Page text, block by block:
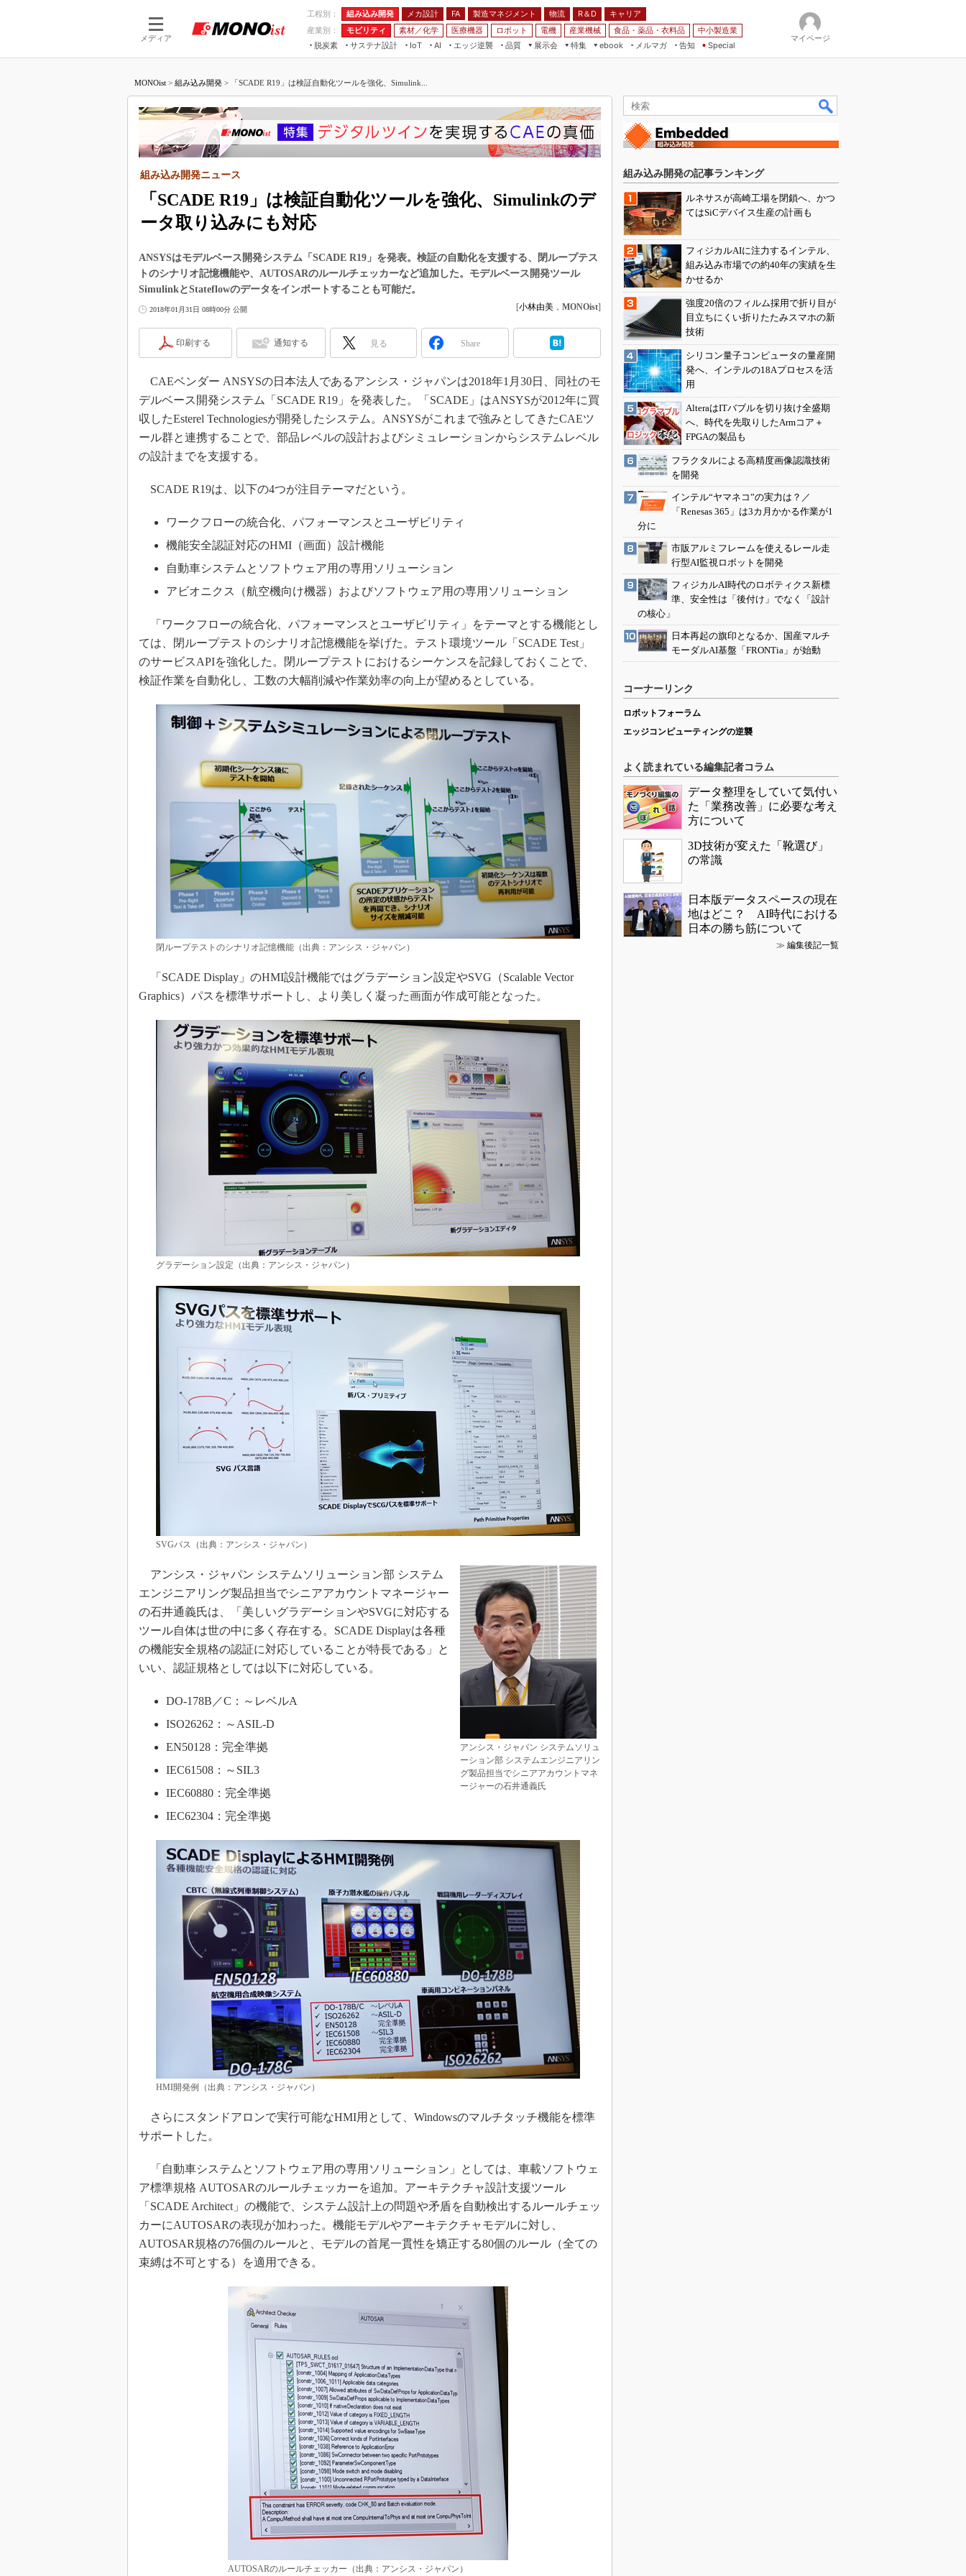
メディア
工程別： 組み込み開発 メカ設計 FA 製造マネジメント 物流 R＆D
キャリア
産業別：
モビリティ 素材／化学 医療機器 ロボット 電機 産業機械 食品・薬品・衣料品
中小製造業
脱炭素
サステナ設計
IoT
つながる工場
つながるサービス
AI
AI×設備保全
Physical AI
エッジ逆襲 品質
展示会
JIMTOF
組込み/エッジ コンピューティング
IIFES
国際ロボット展
TECHNO-FRONTIER
EdgeTech+
日本ものづくりワールド
産業オープンネット展
特集
つながるクルマ
5G
VR／AR
フィールドサービス
組み込み画像技術
車載ソフト開発
3Dプリンタ
デジタルツインとCAE
インダストリー4.0
イノベーション
製造業ビッグデータ
海外生産
制御セキュリティ
新型コロナへの対応
ebook
製造マネジメント
FA
モビリティ
メルマガ
告知 Special
マイページ
MONOist > 組み込み開発 > 「SCADE R19」は検証自動化ツールを強化、Simulink...
「SCADE R19」は検証自動化ツールを強化、Simulinkのデ
ータ取り込みにも対応
組み込み開発ニュース
ANSYSはモデルベース開発システム「SCADE R19」を発表。検証の自動化を支援する、閉ループテス
トのシナリオ記憶機能や、AUTOSARのルールチェッカーなど追加した。モデルベース開発ツール
SimulinkとStateflowのデータをインポートすることも可能だ。
2018年01月31日 08時00分 公開 [小林由美 ， MONOist]
印刷する 通知する 見る Share
CAEベンダー ANSYSの日本法人であるアンシス・ジャパンは2018年1月30日、同社のモ
デルベース開発システム「SCADE R19」を発表した。「SCADE」はANSYSが2012年に買
収したEsterel Technologiesが開発したシステム。ANSYSがこれまで強みとしてきたCAEツ
ール群と連携することで、部品レベルの設計およびシミュレーションからシステムレベル
の設計までを支援する。
SCADE R19は、以下の4つが注目テーマだという。
ワークフローの統合化、パフォーマンスとユーザビリティ
機能安全認証対応のHMI（画面）設計機能
自動車システムとソフトウェア用の専用ソリューション
アビオニクス（航空機向け機器）およびソフトウェア用の専用ソリューション
「ワークフローの統合化、パフォーマンスとユーザビリティ」をテーマとする機能とし
ては、閉ループテストのシナリオ記憶機能を挙げた。テスト環境ツール「SCADE Test」
のサービスAPIを強化した。閉ループテストにおけるシーケンスを記録しておくことで、
検証作業を自動化し、工数の大幅削減や作業効率の向上が望めるとしている。
閉ループテストのシナリオ記憶機能（出典：アンシス・ジャパン）
「SCADE Display」のHMI設計機能ではグラデーション設定やSVG（Scalable Vector
Graphics）パスを標準サポートし、より美しく凝った画面が作成可能となった。
グラデーション設定（出典：アンシス・ジャパン）
SVGパス（出典：アンシス・ジャパン）
アンシス・ジャパン システムソリュ
ーション部 システムエンジニアリン
グ製品担当でシニアアカウントマネ
ージャーの石井通義氏
アンシス・ジャパン システムソリューション部 システム
エンジニアリング製品担当でシニアアカウントマネージャー
の石井通義氏は、「美しいグラデーションやSVGに対応する
ツール自体は世の中に多く存在する。SCADE Displayは各種
の機能安全規格の認証に対応していることが特長である」と
いい、認証規格としては以下に対応している。
DO-178B／C：～レベルA
ISO26262：～ASIL-D
EN50128：完全準拠
IEC61508：～SIL3
IEC60880：完全準拠
IEC62304：完全準拠
HMI開発例（出典：アンシス・ジャパン）
さらにスタンドアロンで実行可能なHMI用として、Windowsのマルチタッチ機能を標準
サポートした。
「自動車システムとソフトウェア用の専用ソリューション」としては、車載ソフトウェ
ア標準規格 AUTOSARのルールチェッカーを追加。アーキテクチャ設計支援ツール
「SCADE Architect」の機能で、システム設計上の問題や矛盾を自動検出するルールチェッ
カーにAUTOSARの表現が加わった。機能モデルやアーキテクチャモデルに対し、
AUTOSAR規格の76個のルールと、モデルの首尾一貫性を矯正する80個のルール（全ての
束縛は不可とする）を適用できる。
AUTOSARのルールチェッカー（出典：アンシス・ジャパン）
組み込み開発の記事ランキング
ルネサスが高崎工場を閉鎖へ、かつ
てはSiCデバイス生産の計画も
フィジカルAIに注力するインテル、
組み込み市場での約40年の実績を生
かせるか
強度20倍のフィルム採用で折り目が
目立ちにくい折りたたみスマホの新
技術
シリコン量子コンピュータの量産開
発へ、インテルの18Aプロセスを活
用
AlteraはITバブルを切り抜け全盛期
へ、時代を先取りしたArmコア＋
FPGAの製品も
フラクタルによる高精度画像認識技術
を開発
インテル“ヤマネコ”の実力は？／
「Renesas 365」は3カ月かかる作業が1
分に
市販アルミフレームを使えるレール走
行型AI監視ロボットを開発
フィジカルAI時代のロボティクス新標
準、安全性は「後付け」でなく「設計
の核心」
日本再起の旗印となるか、国産マルチ
モーダルAI基盤「FRONTia」が始動
コーナーリンク
ロボットフォーラム
エッジコンピューティングの逆襲
よく読まれている編集記者コラム
データ整理をしていて気付い
た「業務改善」に必要な考え
方について
3D技術が変えた「靴選び」
の常識
日本版データスペースの現在
地はどこ？ AI時代における
日本の勝ち筋について
≫ 編集後記一覧